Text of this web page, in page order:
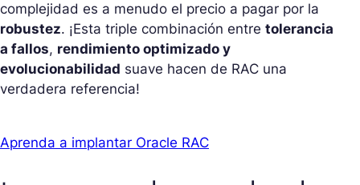
complejidad es a menudo el precio a pagar por la
robustez. ¡Esta triple combinación entre tolerancia
a fallos, rendimiento optimizado y
evolucionabilidad suave hacen de RAC una
verdadera referencia!
Aprenda a implantar Oracle RAC